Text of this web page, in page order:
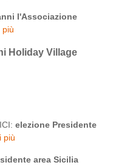
l'Associazione
più
Holiday Village
elezione Presidente
più
area Sicilia